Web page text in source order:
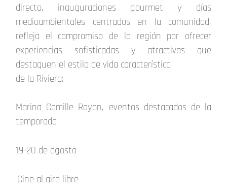
directo, inauguraciones gourmet y días
medioambientales centrados en la comunidad,
refleja el compromiso de la región por ofrecer
experiencias sofisticadas y atractivas que
destaquen el estilo de vida característico
de la Riviera:
Marina Camille Rayon, eventos destacados de la
temporada
19-20 de agosto
Cine al aire libre